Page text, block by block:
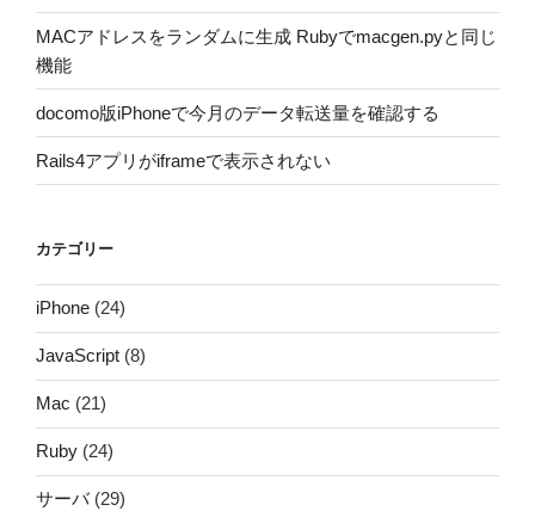
MACアドレスをランダムに生成 Rubyでmacgen.pyと同じ
機能
docomo版iPhoneで今月のデータ転送量を確認する
Rails4アプリがiframeで表示されない
カテゴリー
iPhone (24)
JavaScript (8)
Mac (21)
Ruby (24)
サーバ(29)